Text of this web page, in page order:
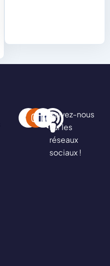
Suivez-nous
sur les
réseaux
sociaux !